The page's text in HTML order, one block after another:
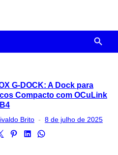
G-DOCK: A Dock para
Compacto com OCuLink
Brito
Posted
8 de julho de 2025